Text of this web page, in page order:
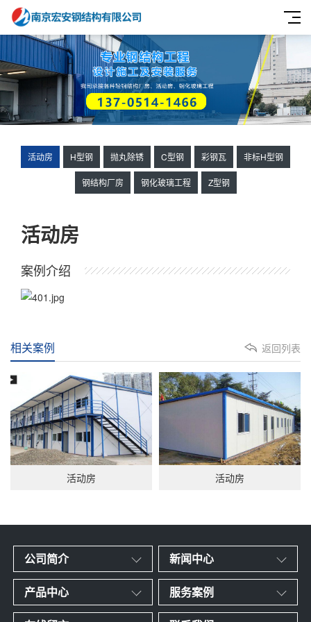
活动房 H型钢 抛丸除锈 C型钢 彩钢瓦 非标H型钢
钢结构厂房 钢化玻璃工程 Z型钢
活动房
案例介绍
返回列表
相关案例
活动房 活动房
公司简介 新闻中心
产品中心 服务案例